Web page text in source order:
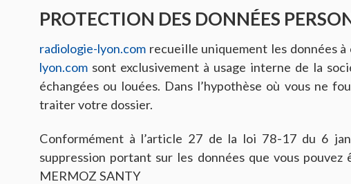
PROTECTION DES DONNÉES
radiologie-lyon.com recueille uniquement les données
lyon.com sont exclusivement à usage interne de la
échangées ou louées. Dans l’hypothèse où vous ne
traiter votre dossier.
Conformément à l’article 27 de la loi 78-17 du 6
suppression portant sur les données que vous
MERMOZ SANTY